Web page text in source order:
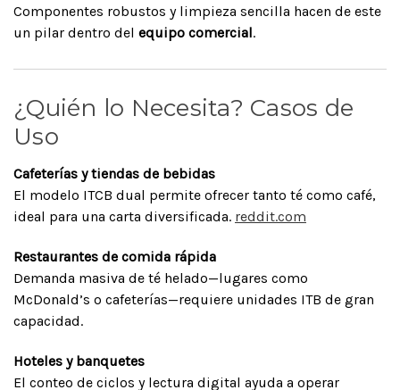
Componentes robustos y limpieza sencilla hacen de este
un pilar dentro del equipo comercial.
¿Quién lo Necesita? Casos de
Uso
Cafeterías y tiendas de bebidas
El modelo ITCB dual permite ofrecer tanto té como café,
ideal para una carta diversificada. reddit.com
Restaurantes de comida rápida
Demanda masiva de té helado—lugares como
McDonald’s o cafeterías—requiere unidades ITB de gran
capacidad.
Hoteles y banquetes
El conteo de ciclos y lectura digital ayuda a operar